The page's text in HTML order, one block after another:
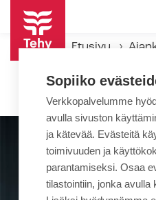
Hyppää
pääsisältöön
Etusivu
Nyrkkisääntö-​
Sopiiko
Verkkopalvelumme
avulla sivuston
ja kätevää. Evästeitä
toimivuuden ja
parantamiseksi. Osaa
tilastointiin, jonka avulla